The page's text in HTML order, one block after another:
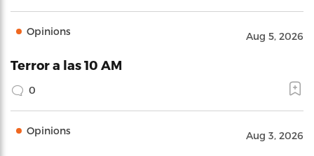
Opinions Aug 5, 2026
Terror a las 10 AM
0
Opinions Aug 3, 2026